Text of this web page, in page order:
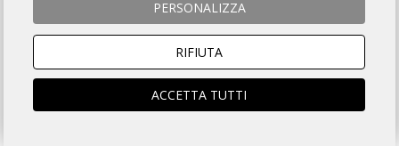
, si trova sulla pagina web aquesto link
Art. 2 NATURA DELLA MANIFESTAZIONE
Il Brevetto Randonnée "RANDONOVATESE CORTO" è una
manifestazione sportiva, non competitiva, di resistenza e
regolarità che si svolge su un percorso obbligato, così come
PERSONALIZZA
RIFIUTA
ACCETTA TUTTI